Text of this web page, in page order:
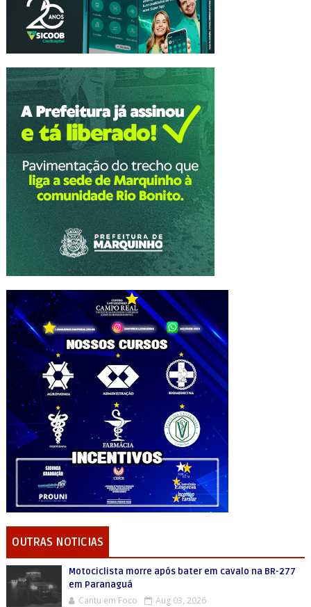
OUTRAS NOTICIAS
Motociclista morre após bater em cavalo na BR-277
em Paranaguá
Cantu em Foco Aug 03, 2026